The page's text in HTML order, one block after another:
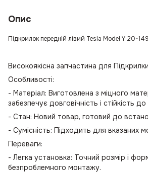
Опис
Підкрилок передній лівий Tesla Model Y 20-
Високоякісна запчастина для
Особливості:
- Матеріал: Виготовлена з міцного
забезпечує довговічність і стійкість
- Стан: Новий товар, готовий до
- Сумісність: Підходить для вказаних
Переваги:
- Легка установка: Точний розмір і
безпроблемного монтажу.